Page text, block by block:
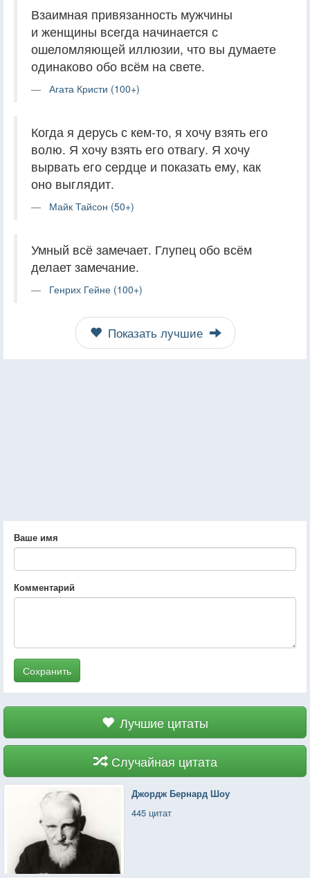
Взаимная привязанность мужчины
и женщины всегда начинается с
ошеломляющей иллюзии, что вы думаете
одинаково обо всём на свете.
Агата Кристи (100+)
Когда я дерусь с кем-то, я хочу взять его
волю. Я хочу взять его отвагу. Я хочу
вырвать его сердце и показать ему, как
оно выглядит.
Майк Тайсон (50+)
Умный всё замечает. Глупец обо всём
делает замечание.
Генрих Гейне (100+)
Показать лучшие
Ваше имя
Комментарий
Сохранить
Лучшие цитаты
Случайная цитата
Джордж Бернард Шоу
445 цитат